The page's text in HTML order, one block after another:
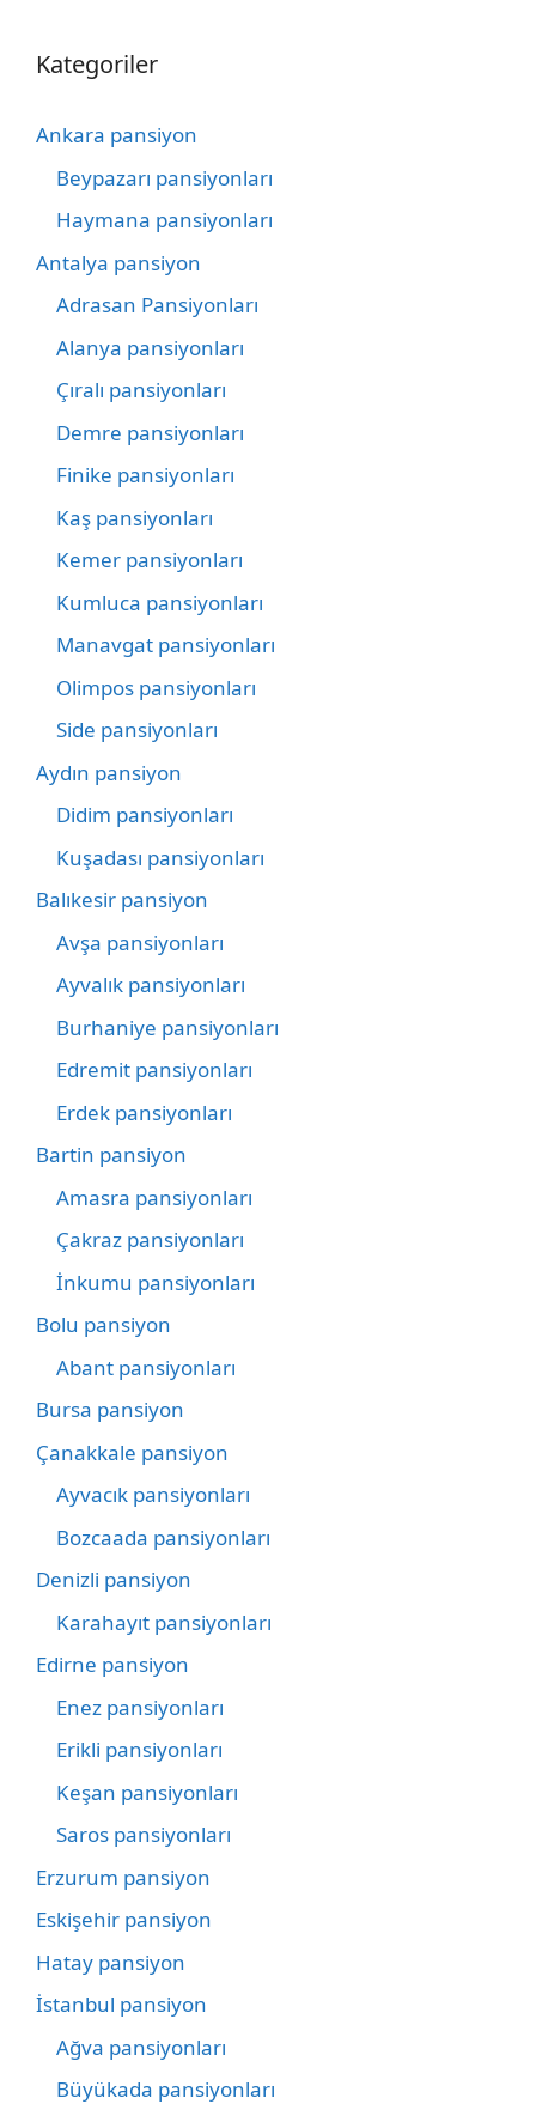
Kategoriler
Ankara pansiyon
Beypazarı pansiyonları
Haymana pansiyonları
Antalya pansiyon
Adrasan Pansiyonları
Alanya pansiyonları
Çıralı pansiyonları
Demre pansiyonları
Finike pansiyonları
Kaş pansiyonları
Kemer pansiyonları
Kumluca pansiyonları
Manavgat pansiyonları
Olimpos pansiyonları
Side pansiyonları
Aydın pansiyon
Didim pansiyonları
Kuşadası pansiyonları
Balıkesir pansiyon
Avşa pansiyonları
Ayvalık pansiyonları
Burhaniye pansiyonları
Edremit pansiyonları
Erdek pansiyonları
Bartin pansiyon
Amasra pansiyonları
Çakraz pansiyonları
İnkumu pansiyonları
Bolu pansiyon
Abant pansiyonları
Bursa pansiyon
Çanakkale pansiyon
Ayvacık pansiyonları
Bozcaada pansiyonları
Denizli pansiyon
Karahayıt pansiyonları
Edirne pansiyon
Enez pansiyonları
Erikli pansiyonları
Keşan pansiyonları
Saros pansiyonları
Erzurum pansiyon
Eskişehir pansiyon
Hatay pansiyon
İstanbul pansiyon
Ağva pansiyonları
Büyükada pansiyonları